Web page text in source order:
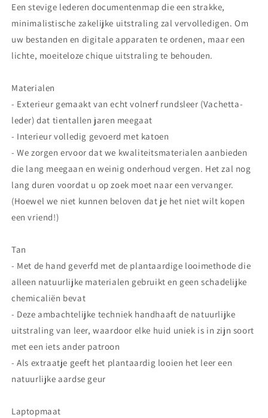
Een stevige lederen documentenmap die een strakke,
minimalistische zakelijke uitstraling zal vervolledigen. Om
uw bestanden en digitale apparaten te ordenen, maar een
lichte, moeiteloze chique uitstraling te behouden.
Materialen
- Exterieur gemaakt van echt volnerf rundsleer (Vachetta-
leder) dat tientallen jaren meegaat
- Interieur volledig gevoerd met katoen
- We zorgen ervoor dat we kwaliteitsmaterialen aanbieden
die lang meegaan en weinig onderhoud vergen. Het zal nog
lang duren voordat u op zoek moet naar een vervanger.
(Hoewel we niet kunnen beloven dat je het niet wilt kopen
een vriend!)
Tan
- Met de hand geverfd met de plantaardige looimethode die
alleen natuurlijke materialen gebruikt en geen schadelijke
chemicaliën bevat
- Deze ambachtelijke techniek handhaaft de natuurlijke
uitstraling van leer, waardoor elke huid uniek is in zijn soort
met een iets ander patroon
- Als extraatje geeft het plantaardig looien het leer een
natuurlijke aardse geur
Laptopmaat